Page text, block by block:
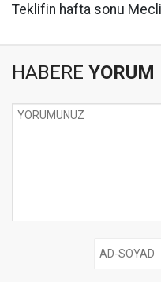
Teklifin hafta sonu
HABERE YORUM